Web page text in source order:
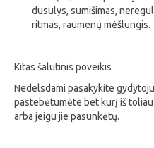
dusulys, sumišimas,
ritmas, raumenų mėšlungis.
Kitas šalutinis poveikis
Nedelsdami pasakykite
pastebėtumėte bet kurį iš
arba jeigu jie pasunkėtų.